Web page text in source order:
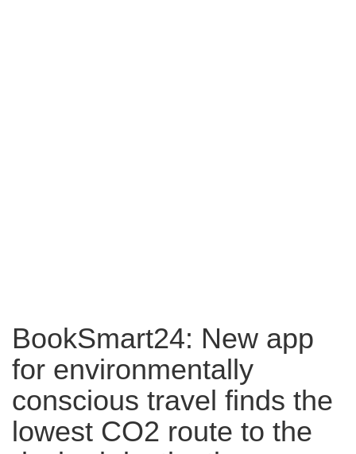
BookSmart24: New app
for environmentally
conscious travel finds the
lowest CO2 route to the